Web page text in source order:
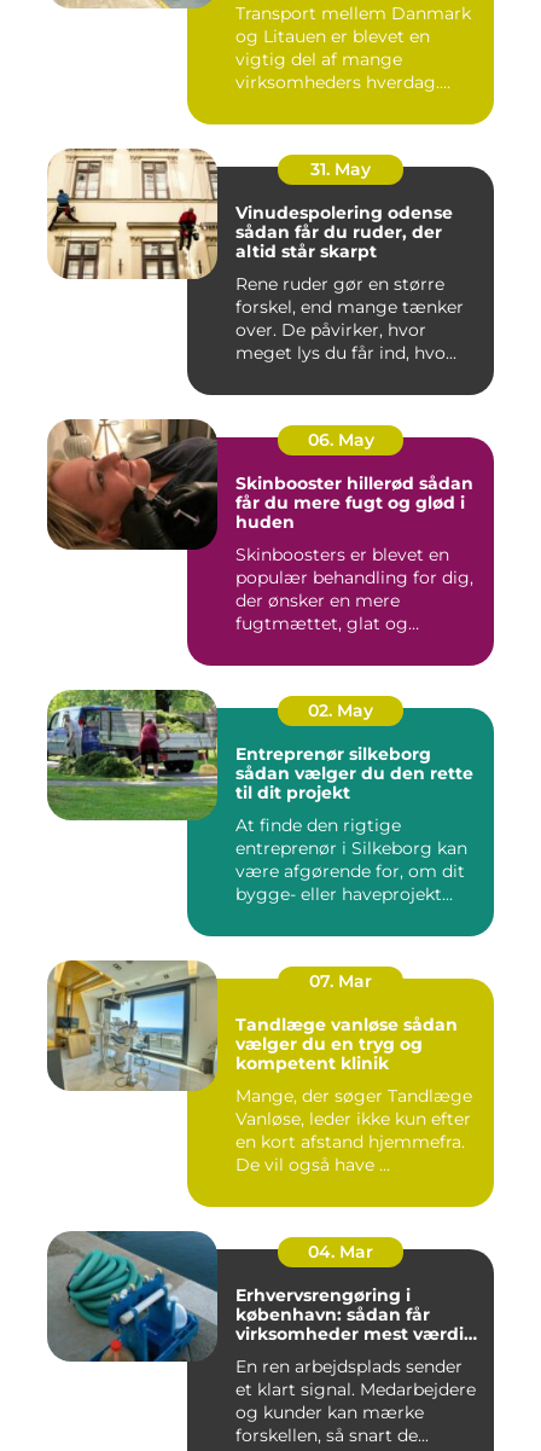
Transport mellem Danmark
og Litauen er blevet en
vigtig del af mange
virksomheders hverdag.
31. May
Vinudespolering odense
sådan får du ruder, der
altid står skarpt
Rene ruder gør en større
forskel, end mange tænker
over. De påvirker, hvor
meget lys du får ind, hvo...
06. May
Skinbooster hillerød sådan
får du mere fugt og glød i
huden
Skinboosters er blevet en
populær behandling for dig,
der ønsker en mere
fugtmættet, glat og
02. May
Entreprenør silkeborg
sådan vælger du den rette
til dit projekt
At finde den rigtige
entreprenør i Silkeborg kan
være afgørende for, om dit
bygge- eller haveprojekt...
07. Mar
Tandlæge vanløse sådan
vælger du en tryg og
kompetent klinik
Mange, der søger Tandlæge
Vanløse, leder ikke kun efter
en kort afstand hjemmefra.
De vil også have ...
04. Mar
Erhvervsrengøring i
københavn: sådan får
virksomheder mest værdi
En ren arbejdsplads sender
et klart signal. Medarbejdere
og kunder kan mærke
forskellen, så snart de...